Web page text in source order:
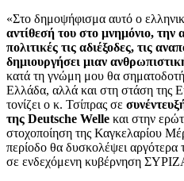
«Στο δημοψήφισμα αυτό ο
αντίθεσή του στο μνημόνιο, την
πολιτικές τις αδιέξοδες, τις
δημιουργήσει μιαν
κατά τη γνώμη μου θα
Ελλάδα, αλλά και στη στάση της
τονίζει ο κ. Τσίπρας σε
της Deutsche Welle και στην
στοχοποίηση της Καγκελαρίου
περίοδο θα δυσκολέψει αργότερα
σε ενδεχόμενη κυβέρνηση